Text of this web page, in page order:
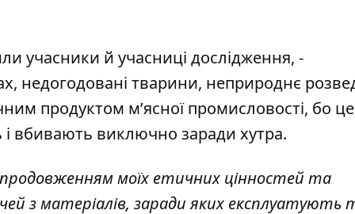
учасники й учасниці дослідження, -
недогодовані тварини, неприроднє
продуктом м’ясної промисловості, бо це
вбивають виключно заради хутра.
продовженням моїх етичних цінностей та
з матеріалів, заради яких експлуатують